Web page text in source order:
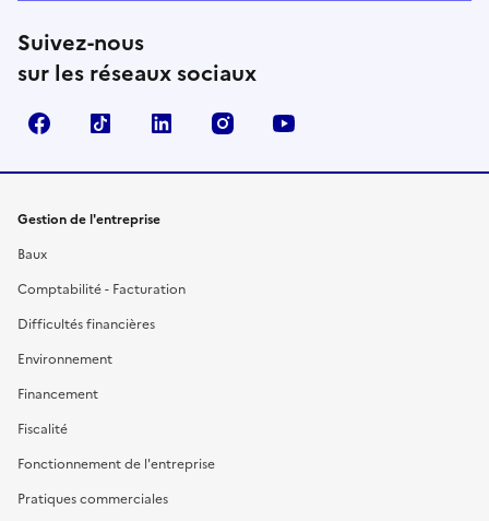
Suivez-nous
sur les réseaux sociaux
FacebookTikTok Linkedin Instagram
Gestion de l'entreprise
Baux
Comptabilité - Facturation
Difficultés financières
Environnement
Financement
Fiscalité
Fonctionnement de l'entreprise
Pratiques commerciales